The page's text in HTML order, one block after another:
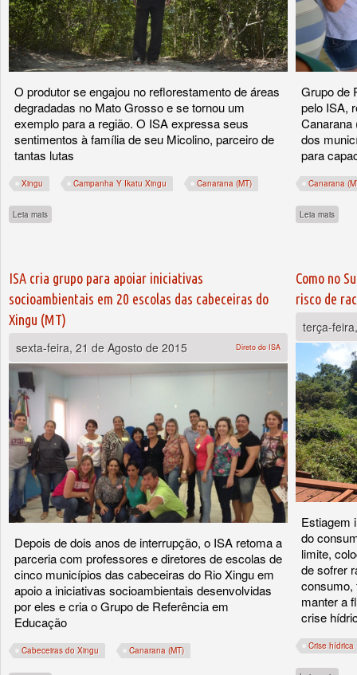
O produtor se engajou no reflorestamento de áreas
degradadas no Mato Grosso e se tornou um
exemplo para a região. O ISA expressa seus
sentimentos à família de seu Micolino, parceiro de
tantas lutas
Xingu Campanha Y Ikatu Xingu Canarana (MT)
Leia mais sobre Morre Amandio Micolino, plantador de florestas no Xingu e Araguaia
Grupo de
pelo ISA,
Canarana
dos
para
Canarana
Leia mais
ISA cria grupo para apoiar iniciativas
socioambientais em 20 escolas das cabeceiras do
Xingu (MT)
sexta-feira, 21 de Agosto de 2015
Direto do ISA
Depois de dois anos de interrupção, o ISA retoma a
parceria com professores e diretores de escolas de
cinco municípios das cabeceiras do Rio Xingu em
apoio a iniciativas socioambientais desenvolvidas
por eles e cria o Grupo de Referência em
Educação
Cabeceiras do Xingu Canarana (MT)
Como no
risco de
terça-
Estiagem
do
limite,
de sofrer
consumo,
manter a
crise
Crise hídrica